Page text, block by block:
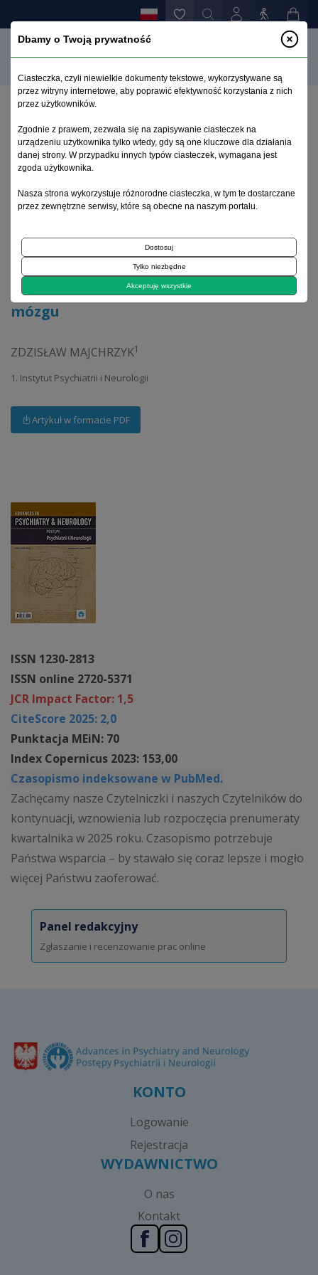
ISSN 1230-2813
ISSN online 2720-5371
JCR Impact Factor: 1,5
CiteScore 2025: 2,0
Punktacja MEiN: 70
Index Copernicus 2023: 153,00
Czasopismo indeksowane w PubMed.
Zachęcamy nasze Czytelniczki i naszych Czytelników do
kontynuacji, wznowienia lub rozpoczęcia prenumeraty
kwartalnika w 2025 roku. Czasopismo potrzebuje
Państwa wsparcia – by stawało się coraz lepsze i mogło
więcej Państwu zaoferować.
Panel redakcyjny
Zgłaszanie i recenzowanie prac online
Konferencja. Problemy starzenia się mózgu
Archiwum 1992–2014
Konferencja. Problemy starzenia się
mózgu
ZDZISŁAW MAJCHRZYK1
1. Instytut Psychiatrii i Neurologii
Artykuł w formacie PDF
KONTO
Logowanie
Rejestracja
WYDAWNICTWO
O nas
Kontakt
Dbamy o Twoją prywatność
Ciasteczka, czyli niewielkie dokumenty tekstowe, wykorzystywane są
przez witryny internetowe, aby poprawić efektywność korzystania z nich
przez użytkowników.
Zgodnie z prawem, zezwala się na zapisywanie ciasteczek na
urządzeniu użytkownika tylko wtedy, gdy są one kluczowe dla działania
danej strony. W przypadku innych typów ciasteczek, wymagana jest
zgoda użytkownika.
Nasza strona wykorzystuje różnorodne ciasteczka, w tym te dostarczane
przez zewnętrzne serwisy, które są obecne na naszym portalu.
Dostosuj
Tylko niezbędne
Akceptuję wszystkie